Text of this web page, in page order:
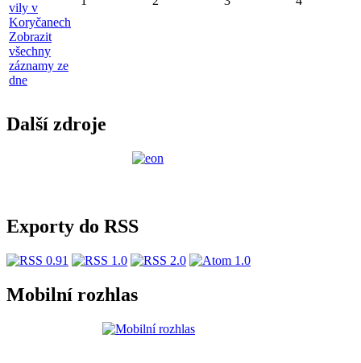
vily v
Koryčanech
Zobrazit
všechny
záznamy ze
dne
Další zdroje
Exporty do RSS
Mobilní rozhlas